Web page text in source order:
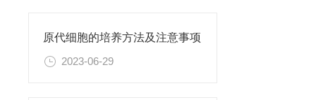
原代细胞的培养方法及注意事项
2023-06-29